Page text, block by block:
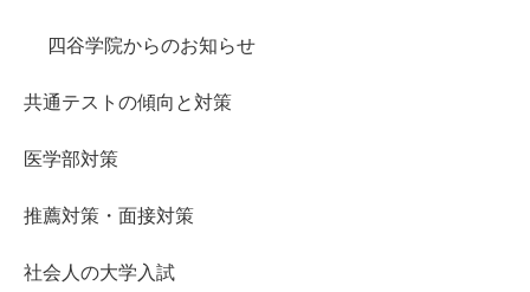
四谷学院からのお知らせ
共通テストの傾向と対策
医学部対策
推薦対策・面接対策
社会人の大学入試